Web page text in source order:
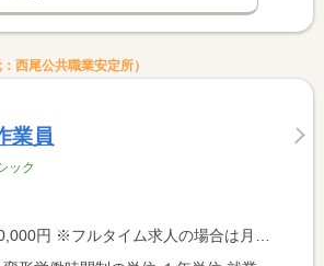
西尾公共職業安定所）
業員
ック
求人の場合は月額（換算額）、パート求人の場合は時間額を表示しています。